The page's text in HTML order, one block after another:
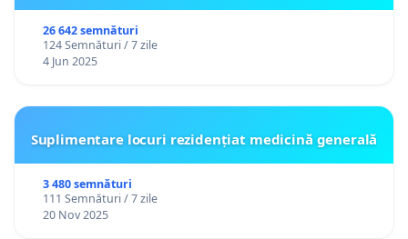
26 642 semnături
124 Semnături / 7 zile
4 Jun 2025
Suplimentare locuri rezidențiat medicină generală
3 480 semnături
111 Semnături / 7 zile
20 Nov 2025